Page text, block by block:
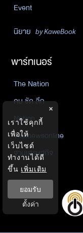
Event
นิยาย by KaweBook
พาร์ทเนอร์
The Nation
คม ชัด ลึก
Nation
Thainewsonline
ฐานเศรษฐกิจ
×
เราใช้คุกกี้
เพื่อให้
เว็บไซต์
ทำงานได้ดี
ขึ้น เพิ่มเติม
ยอมรับ
ตั้งค่า